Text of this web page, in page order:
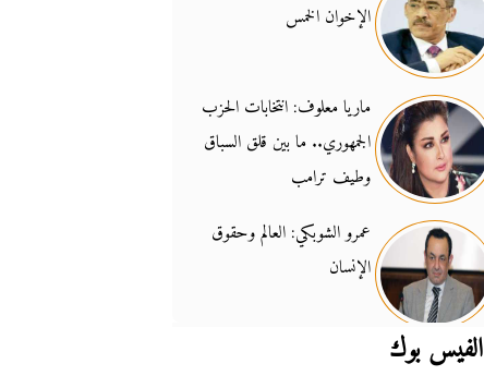
الإخوان الخمس
ماريا معلوف: انتخابات الحزب
الجمهوري.. ما بين قلق السباق
وطيف ترامب
عمرو الشوبكي: العالم وحقوق
الإنسان
الفيس بوك